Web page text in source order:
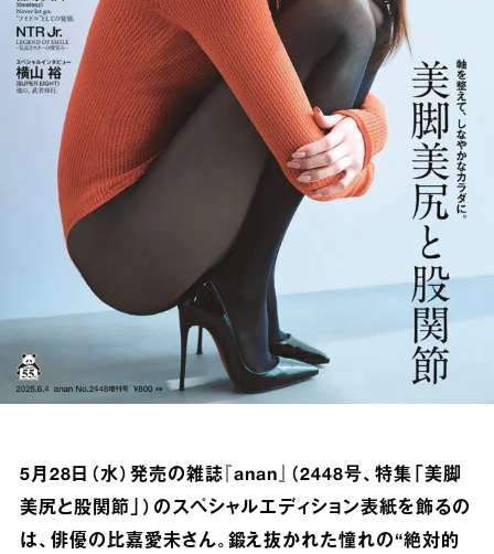
5月28日（水）発売の雑誌『anan』（2448号、特集「美脚
美尻と股関節」）のスペシャルエディション表紙を飾るの
は、俳優の比嘉愛未さん。鍛え抜かれた憧れの“絶対的